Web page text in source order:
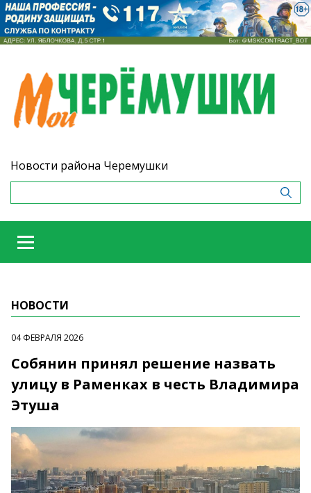
Новости района Черемушки
НОВОСТИ
04 ФЕВРАЛЯ 2026
Собянин принял решение назвать
улицу в Раменках в честь Владимира
Этуша